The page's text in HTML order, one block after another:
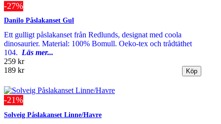
-27%
Danilo Påslakanset Gul
Ett gulligt påslakanset från Redlunds, designat med coola
dinosaurier. Material: 100% Bomull. Oeko-tex och trådtäthet
104. Läs mer...
259 kr
189 kr
-21%
Solveig Påslakanset Linne/Havre